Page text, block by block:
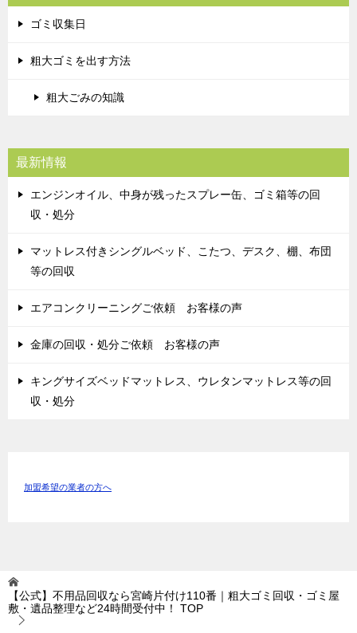
ゴミ収集日
粗大ゴミを出す方法
粗大ごみの知識
最新情報
エンジンオイル、中身が残ったスプレー缶、ゴミ箱等の回
収・処分
マットレス付きシングルベッド、こたつ、デスク、棚、布団
等の回収
エアコンクリーニングご依頼 お客様の声
金庫の回収・処分ご依頼 お客様の声
キングサイズベッドマットレス、ウレタンマットレス等の回
収・処分
加盟希望の業者の方へ
【公式】不用品回収なら宮崎片付け110番｜粗大ゴミ回収・ゴミ屋
敷・遺品整理など24時間受付中！
TOP